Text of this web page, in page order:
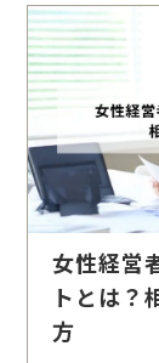
女性経営
トとは？
方